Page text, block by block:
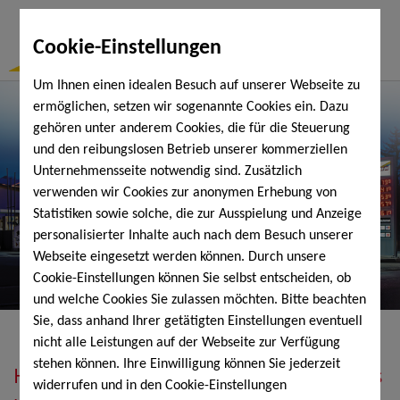
Cookie-Einstellungen
Um Ihnen einen idealen Besuch auf unserer Webseite zu
ermöglichen, setzen wir sogenannte Cookies ein. Dazu
gehören unter anderem Cookies, die für die Steuerung
und den reibungslosen Betrieb unserer kommerziellen
Unternehmensseite notwendig sind. Zusätzlich
verwenden wir Cookies zur anonymen Erhebung von
Statistiken sowie solche, die zur Ausspielung und Anzeige
personalisierter Inhalte auch nach dem Besuch unserer
Webseite eingesetzt werden können. Durch unsere
Cookie-Einstellungen können Sie selbst entscheiden, ob
und welche Cookies Sie zulassen möchten. Bitte beachten
Sie, dass anhand Ihrer getätigten Einstellungen eventuell
nicht alle Leistungen auf der Webseite zur Verfügung
stehen können. Ihre Einwilligung können Sie jederzeit
widerrufen und in den Cookie-Einstellungen
Heizöl, Diesel, Schmierstoffe, Holzpellets